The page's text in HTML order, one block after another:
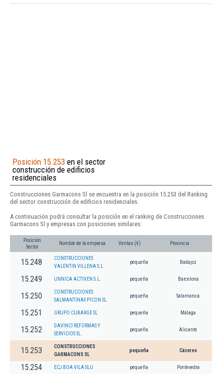
Posición 15.253 en el sector
construcción de edificios
residenciales
Construcciones Garmacons Sl se encuentra en la posición 15.253 del Ranking
del sector construcción de edificios residenciales.
A continuación podrá consultar la posición en el ranking de Construcciones
Garmacons Sl y empresas con posiciones similares:
Posición
Sector
Nombre de la empresa Ventas (€) Provincia
15.248
CONSTRUCCIONES
VALENTIN VILLENA S.L.
pequeña Badajoz
15.249 UNNICA ACTIVEN S.L. pequeña Barcelona
15.250
CONSTRUCCIONES
SALMANTINAS PICON SL.
pequeña Salamanca
15.251 GRUPO CUBARGE SL pequeña Málaga
15.252
DAVINCI REFORMAS Y
SERVICIOS SL.
pequeña Alicante
15.253
CONSTRUCCIONES
GARMACONS SL
pequeña Cáceres
15.254 ECJ BOA VILA SLU pequeña Pontevedra